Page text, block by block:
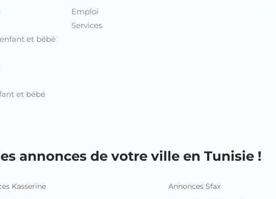
et bébé
et bébé
Emploi
Services
annonces de votre ville en Tunisie !
Kasserine
Annonces Sfax